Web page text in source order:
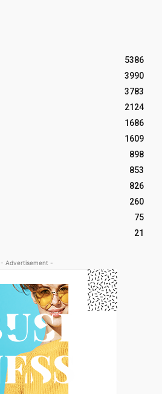
5386
3990
3783
2124
1686
1609
898
853
826
260
75
21
- Advertisement -